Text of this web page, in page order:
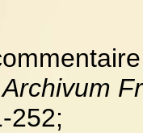
Archivum
252;